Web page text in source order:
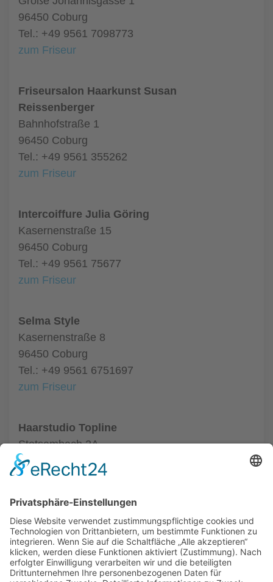
96450 Coburg
Tel.: +49 9561 7098773
zum Friseur
Friseursalon Haarkunst Susan
Reissenberger
Bahnhofstraße 1
96450 Coburg
Tel.: +49 9561 355262
zum Friseur
Intercoiffure Julia Göring
Kasernenstraße 15
96450 Coburg
Tel.: +49 9561 75677
zum Friseur
Selma Style
Kasernenstraße 8
96450 Coburg
Tel.: +49 9561 6751697
zum Friseur
Haarstudio Topline
Stetsambach 2A
96486 Coburg
Tel.: +49 9561 50463
ALLGEMEIN